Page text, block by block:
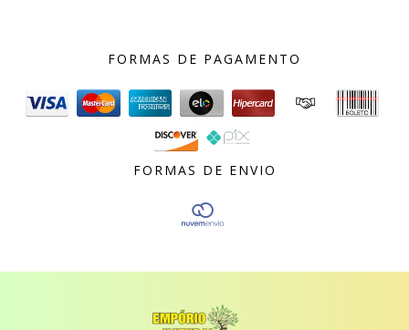
FORMAS DE PAGAMENTO
FORMAS DE ENVIO